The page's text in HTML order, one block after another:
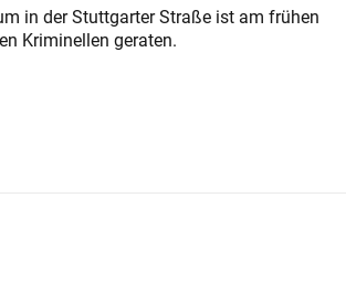
in der Stuttgarter Straße ist am frühen
Kriminellen geraten.